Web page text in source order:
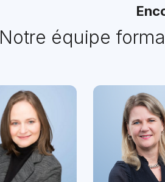
Notre équipe